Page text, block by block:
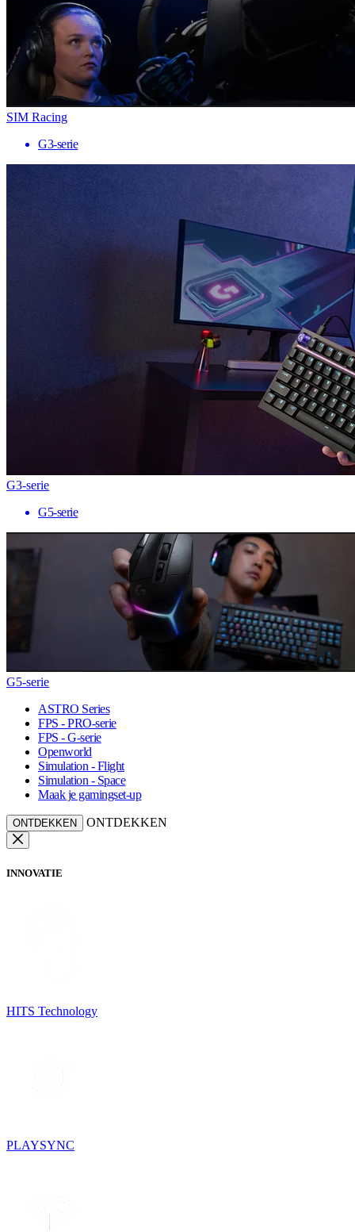
SIM Racing
G3-serie
G3-serie
G5-serie
G5-serie
ASTRO Series
FPS - PRO-serie
FPS - G-serie
Openworld
Simulation - Flight
Simulation - Space
Maak je gamingset-up
ONTDEKKEN ONTDEKKEN
INNOVATIE
HITS Technology
PLAYSYNC